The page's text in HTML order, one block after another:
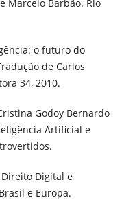
Marcelo Barbão. Rio
o futuro do
de Carlos
34, 2010.
Godoy Bernardo
Artificial e
Direito Digital e
e Europa.